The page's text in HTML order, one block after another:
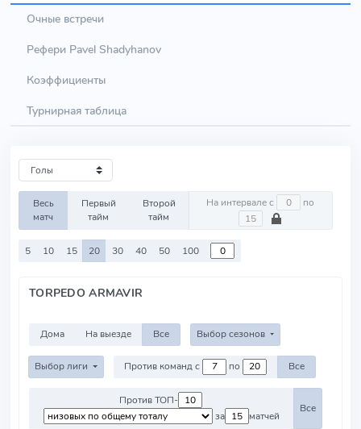
Очные встречи
Рефери Pavel Shadyhanov
Коэффициенты
Турнирная таблица
Весь
матч
Первый
тайм
Второй
тайм
На интервале с по
5 10 15 20 30 40 50 100
TORPEDO ARMAVIR
Дома На выезде Все Выбор сезонов
Выбор лиги Против команд с по Все
Против ТОП-
за
матчей
Все